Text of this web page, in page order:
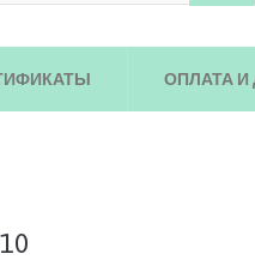
ОПЛАТА И